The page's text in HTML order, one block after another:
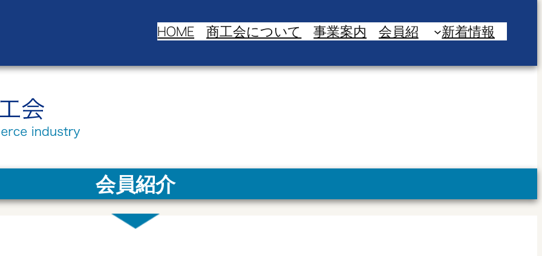
HOME 商工会について 事業案内 会員紹 新着情報
会員紹介